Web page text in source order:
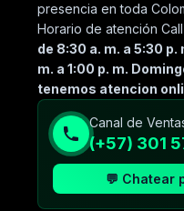
presencia en toda
Horario de atención
de 8:30 a. m. a 5:30
m. a 1:00 p. m.
tenemos atencion
Canal de
(+57) 301
💬 Chatear